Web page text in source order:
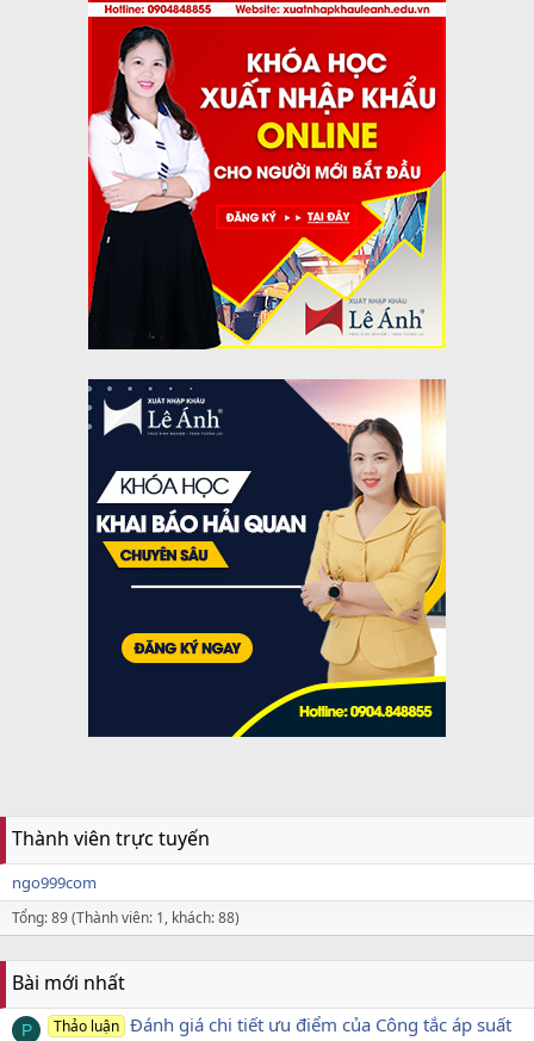
Thành viên trực tuyến
ngo999com
Tổng: 89 (Thành viên: 1, khách: 88)
Bài mới nhất
P Thảo luận Đánh giá chi tiết ưu điểm của Công tắc áp suất